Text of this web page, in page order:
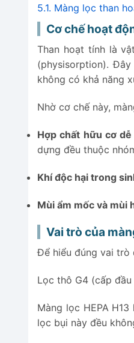
5.1. Màng lọc than
5.2.
Hạt than hoạt
5.3.
Khi nào cần
Cơ chế hoạt
Than hoạt tính là
(physisorption).
không có khả năng
Nhờ cơ chế này,
Hợp chất hữu cơ
dựng đều thuộc
Khí độc hại trong
Mùi ẩm mốc và mùi
Vai trò của
Để hiểu đúng vai trò
Lọc thô G4 (cấp
Màng lọc HEPA
lọc bụi này đều